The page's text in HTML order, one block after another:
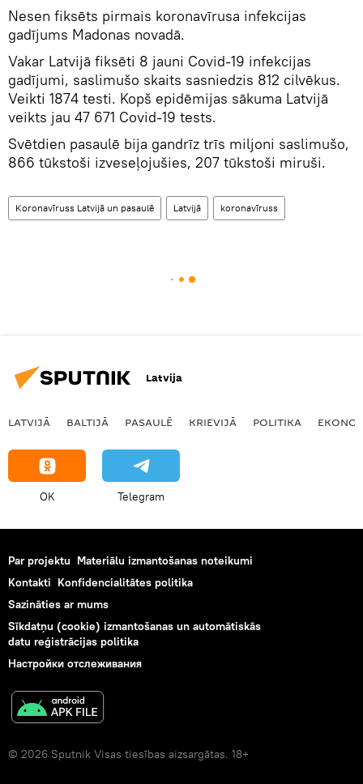
Nesen fiksēts pirmais koronavīrusa infekcijas
gadījums Madonas novadā.
Vakar Latvijā fiksēti 8 jauni Covid-19 infekcijas
gadījumi, saslimušo skaits sasniedzis 812 cilvēkus.
Veikti 1874 testi. Kopš epidēmijas sākuma Latvijā
veikts jau 47 671 Covid-19 tests.
Svētdien pasaulē bija gandrīz trīs miljoni saslimušo,
866 tūkstoši izveseļojušies, 207 tūkstoši miruši.
Koronavīruss Latvijā un pasaulē Latvijā koronavīruss
Latvija
LATVIJĀ BALTIJĀ PASAULĒ KRIEVIJĀ POLITIKA
OK Telegram
Par projektu Materiālu izmantošanas noteikumi
Kontakti Konfidencialitātes politika
Sazināties ar mums
Sīkdatņu (cookie) izmantošanas un automātiskās
datu reģistrācijas politika
Настройки отслеживания
© 2026 Sputnik Visas tiesības aizsargātas. 18+